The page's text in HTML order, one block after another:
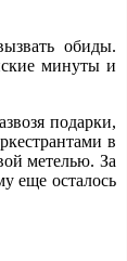
обиды.
минуты и
подарки,
в
метелью. За
еще осталось